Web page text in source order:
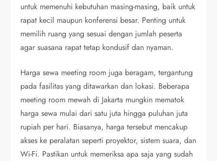
untuk memenuhi kebutuhan masing-masing, baik untuk
rapat kecil maupun konferensi besar. Penting untuk
memilih ruang yang sesuai dengan jumlah peserta
agar suasana rapat tetap kondusif dan nyaman.
Harga sewa meeting room juga beragam, tergantung
pada fasilitas yang ditawarkan dan lokasi. Beberapa
meeting room mewah di Jakarta mungkin mematok
harga sewa mulai dari satu juta hingga puluhan juta
rupiah per hari. Biasanya, harga tersebut mencakup
akses ke peralatan seperti proyektor, sistem suara, dan
Wi-Fi. Pastikan untuk memeriksa apa saja yang sudah